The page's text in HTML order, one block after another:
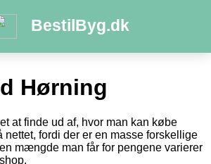
BestilByg.dk
Hørning
at finde ud af, hvor man kan købe
nettet, fordi der er en masse forskellige
mængde man får for pengene varierer